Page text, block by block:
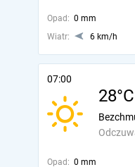
Opad: 0 mm
Wiatr:
6 km/h
07:00
28°C
Opad: 0 mm